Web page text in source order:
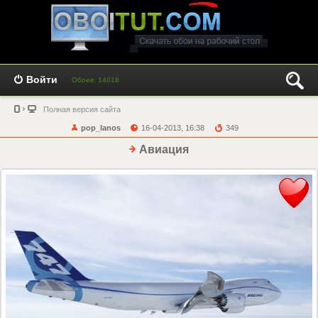
Войти Обоев: 14018
Полная версия сайта
pop_lanos 16-04-2013, 16:38 349
Авиация